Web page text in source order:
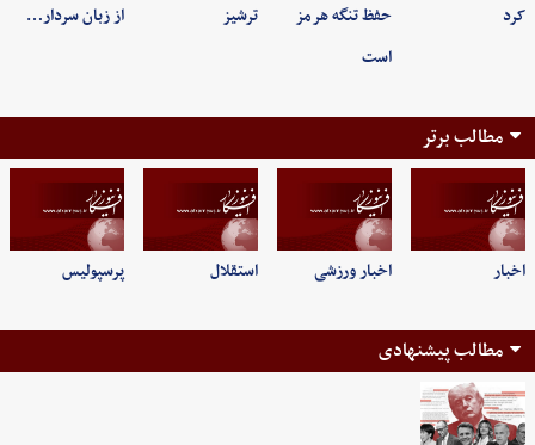
کرد
حفظ تنگه هرمز
است
ترشیز
از زبان سردار…
مطالب برتر
اخبار اخبار ورزشی استقلال پرسپولیس
مطالب پیشنهادی